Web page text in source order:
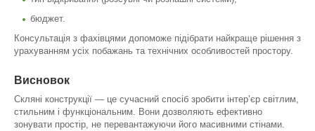
бюджет.
Консультація з фахівцями допоможе підібрати найкраще рішення з
урахуванням усіх побажань та технічних особливостей простору.
Висновок
Скляні конструкції — це сучасний спосіб зробити інтер’єр світлим,
стильним і функціональним. Вони дозволяють ефективно
зонувати простір, не перевантажуючи його масивними стінами.